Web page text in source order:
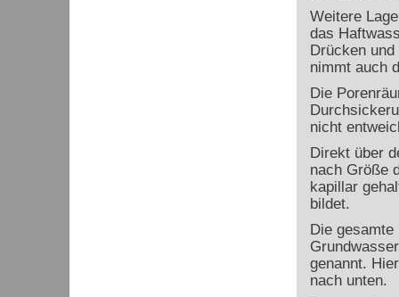
Weitere
das
Drücken
nimmt auch
Die
nicht
Direkt über
nach Größe
kapillar
bildet.
Die
genannt.
nach unten.